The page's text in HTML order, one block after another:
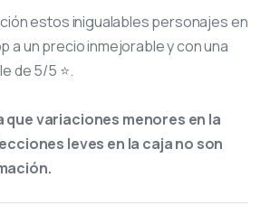
estos inigualables personajes en
a un precio inmejorable y con una
de 5/5 ⭐.
que variaciones menores en la
leves en la caja no son